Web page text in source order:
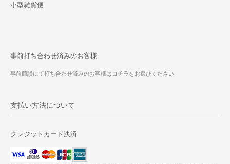
小型雑貨便
事前打ち合わせ済みのお客様
事前商談にて打ち合わせ済みのお客様はコチラをお選びください
支払い方法について
クレジットカード決済